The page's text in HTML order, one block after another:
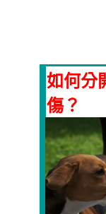
如何分
傷？